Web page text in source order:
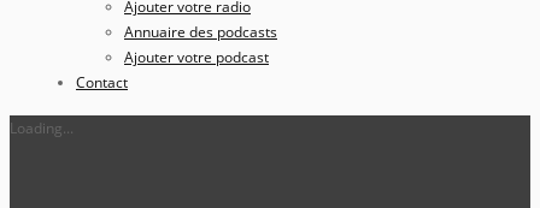
Ajouter votre radio
Annuaire des podcasts
Ajouter votre podcast
Contact
Loading...